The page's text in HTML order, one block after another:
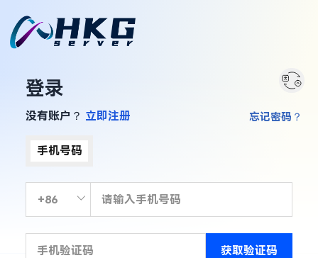
登录
没有账户？ 立即注册
手机号码
获取验证码
忘记密码？